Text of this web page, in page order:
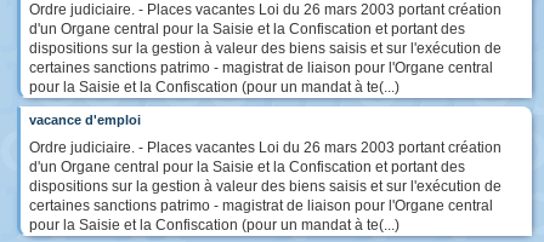
Ordre judiciaire. - Places vacantes Loi du 26 mars 2003 portant création
d'un Organe central pour la Saisie et la Confiscation et portant des
dispositions sur la gestion à valeur des biens saisis et sur l'exécution de
certaines sanctions patrimo - magistrat de liaison pour l'Organe central
pour la Saisie et la Confiscation (pour un mandat à te(...)
vacance d'emploi
Ordre judiciaire. - Places vacantes Loi du 26 mars 2003 portant création
d'un Organe central pour la Saisie et la Confiscation et portant des
dispositions sur la gestion à valeur des biens saisis et sur l'exécution de
certaines sanctions patrimo - magistrat de liaison pour l'Organe central
pour la Saisie et la Confiscation (pour un mandat à te(...)